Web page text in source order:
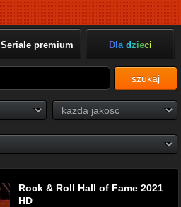
Seriale premium Dla dzieci
szukaj
Rock & Roll Hall of Fame 2021
HD